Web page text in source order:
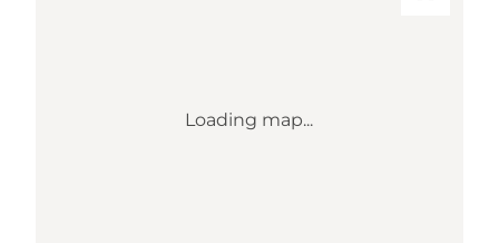
Loading map...